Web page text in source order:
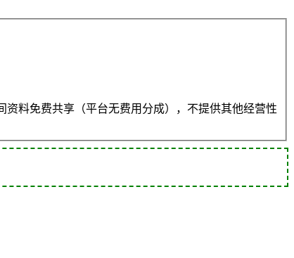
料免费共享（平台无费用分成），不提供其他经营性